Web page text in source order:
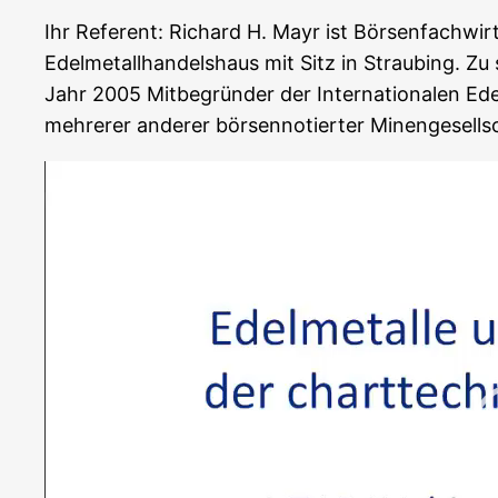
Ihr Refe­rent: Richard H. Mayr ist
Edel­me­tall­han­dels­haus mit Sitz in Strau­bing.
Jahr 2005 Mit­be­grün­der der Inter­na­tio­na­len
meh­re­rer ande­rer bör­sen­no­tier­ter